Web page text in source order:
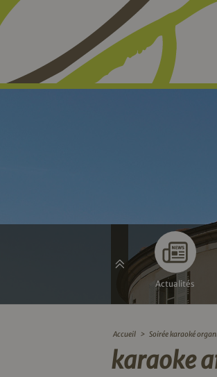
Actualités
Accueil > Soirée karaoké
karaoke